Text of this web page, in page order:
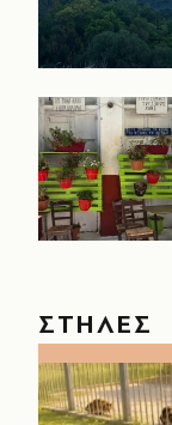
ΣΤΗΛΕΣ